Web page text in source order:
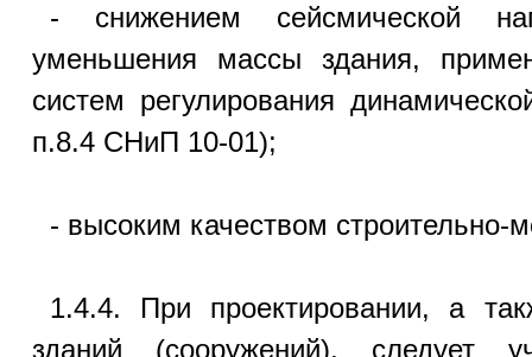
- снижением сейсмической
уменьшения массы здания,
систем регулирования
п.8.4 СНиП 10-01);
- высоким качеством строительно-
1.4.4. При проектировании, а
зданий (сооружений), следует